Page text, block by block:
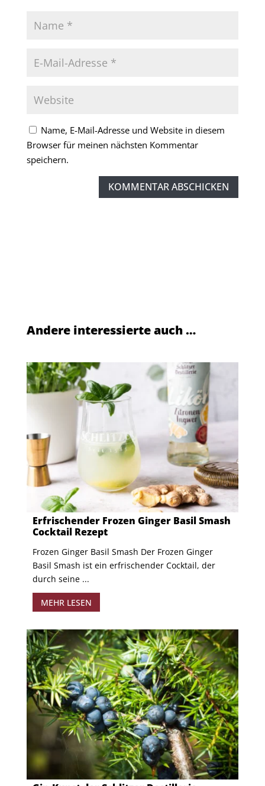
Name, E-Mail-Adresse und Website in diesem
Browser für meinen nächsten Kommentar
speichern.
KOMMENTAR ABSCHICKEN
Andere interessierte auch …
Erfrischender Frozen Ginger Basil Smash
Cocktail Rezept
Frozen Ginger Basil Smash Der Frozen Ginger
Basil Smash ist ein erfrischender Cocktail, der
durch seine ...
MEHR LESEN